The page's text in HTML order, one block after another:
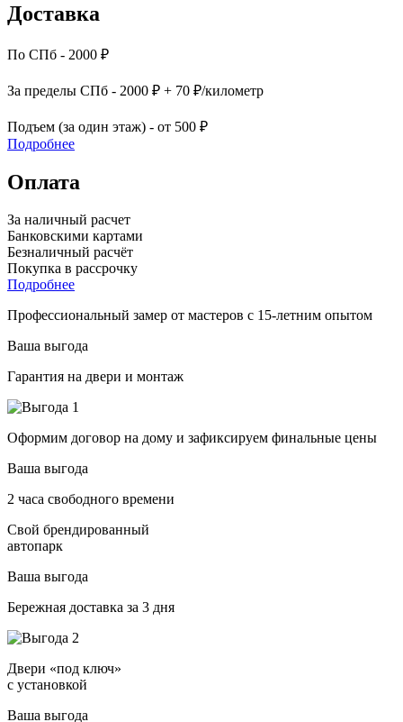
Доставка
По СПб - 2000 ₽
За пределы СПб - 2000 ₽ + 70 ₽/километр
Подъем (за один этаж) - от 500 ₽
Подробнее
Оплата
За наличный расчет
Банковскими картами
Безналичный расчёт
Покупка в рассрочку
Подробнее
Профессиональный замер от мастеров с 15-летним опытом
Ваша выгода
Гарантия на двери и монтаж
Оформим договор на дому и зафиксируем финальные цены
Ваша выгода
2 часа свободного времени
Свой брендированный
автопарк
Ваша выгода
Бережная доставка за 3 дня
Двери «под ключ»
с установкой
Ваша выгода